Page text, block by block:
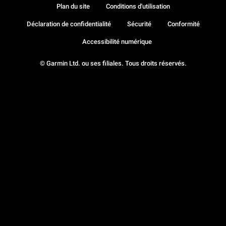
© Garmin Ltd. ou ses filiales. Tous droits réservés.
Plan du site Conditions d'utilisation
Déclaration de confidentialité Sécurité Conformité
Accessibilité numérique